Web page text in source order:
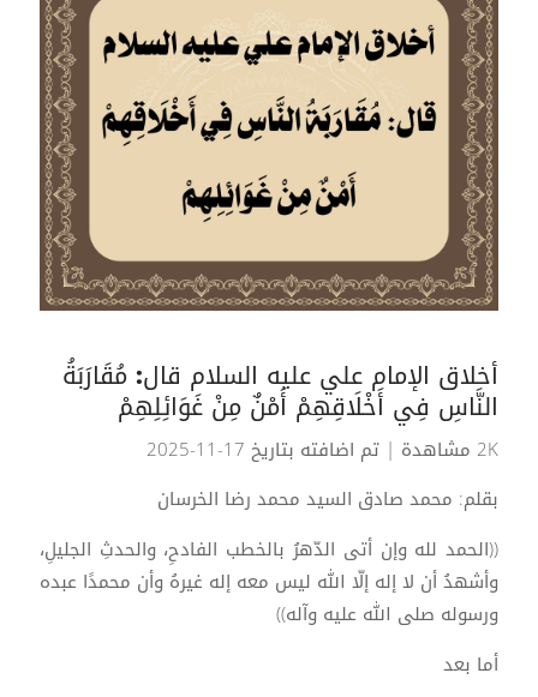
أخلاق الإمام علي عليه السلام قال: مُقَارَبَةُ
النَّاسِ فِي أَخْلَاقِهِمْ أَمْنٌ مِنْ غَوَائِلِهِمْ
2K مشاهدة
| تم اضافته بتاريخ 17-11-2025
بقلم: محمد صادق السيد محمد رضا الخرسان
((الحمد لله وإن أتى الدّهرُ بالخطب الفادحِ، والحدثِ الجليلِ،
وأشهدُ أن لا إله إلّا الله ليس معه إله غيرهُ وأن محمدًا عبده
ورسوله صلى الله عليه وآله))
أما بعد